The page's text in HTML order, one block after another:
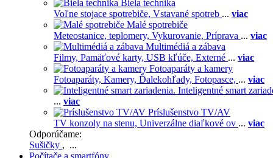
Biela technika
Voľne stojace spotrebiče, Vstavané spotreb ... viac
Malé spotrebiče
Meteostanice, teplomery, Vykurovanie, Príprava ... viac
Multimédiá a zábava
Filmy, Pamäťové karty, USB kľúče, Externé ... viac
Fotoaparáty a kamery
Fotoaparáty, Kamery, Ďalekohľady, Fotopasce, ... viac
Inteligentné smart
... viac
Príslušenstvo TV/AV
TV konzoly na stenu, Univerzálne diaľkové ov ... viac
Odporúčame:
Sušičky , ...
Počítače a smartfóny